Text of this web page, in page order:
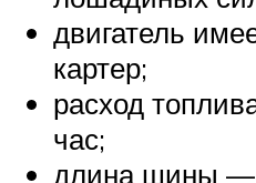
двигатель
картер;
расход
час;
длина шины —